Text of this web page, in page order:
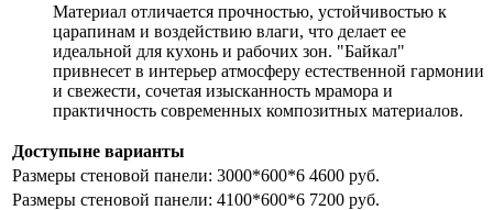
Материал отличается прочностью, устойчивостью к
царапинам и воздействию влаги, что делает ее
идеальной для кухонь и рабочих зон. "Байкал"
привнесет в интерьер атмосферу естественной гармонии
и свежести, сочетая изысканность мрамора и
практичность современных композитных материалов.
Доступыне варианты
Размеры стеновой панели: 3000*600*6 4600 руб.
Размеры стеновой панели: 4100*600*6 7200 руб.